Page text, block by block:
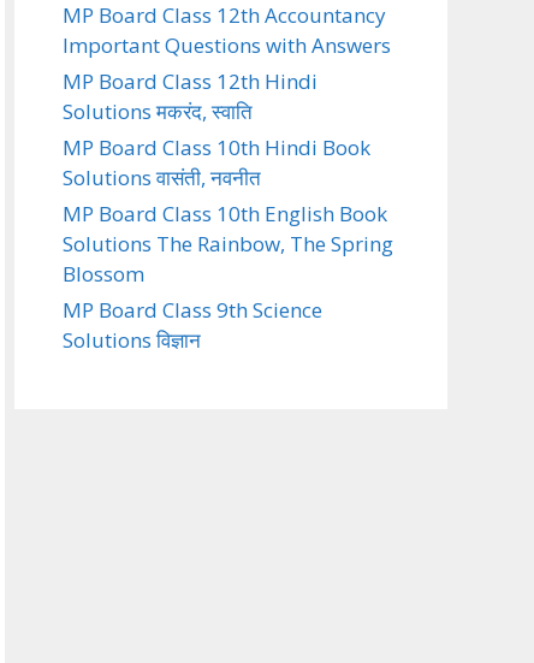
MP Board Class 12th Accountancy
Important Questions with Answers
MP Board Class 12th Hindi
Solutions मकरंद, स्वाति
MP Board Class 10th Hindi Book
Solutions वासंती, नवनीत
MP Board Class 10th English Book
Solutions The Rainbow, The Spring
Blossom
MP Board Class 9th Science
Solutions विज्ञान